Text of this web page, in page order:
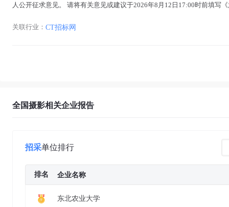
人公开征求意见。 请将有关意见或建议于2026年8月12日17:00时前填写
关联行业： CT招标网
全国摄影相关企业报告
招采单位排行
排名 企业名称
东北农业大学